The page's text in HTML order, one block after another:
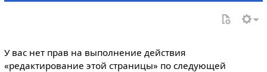
У вас нет прав на выполнение действия
«редактирование этой страницы» по следующей